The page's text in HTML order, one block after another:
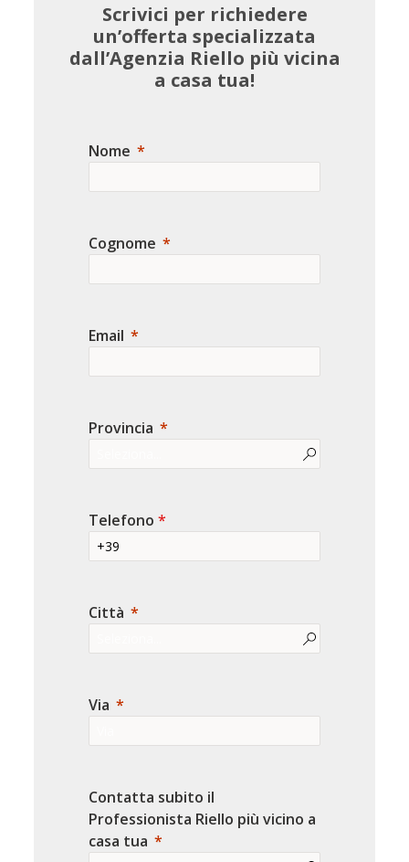
Scrivici per richiedere
un’offerta specializzata
dall’Agenzia Riello più vicina
a casa tua!
Nome
Cognome
Email
Provincia
Telefono*
Città
Via
Contatta subito il
Professionista Riello più vicino a
casa tua